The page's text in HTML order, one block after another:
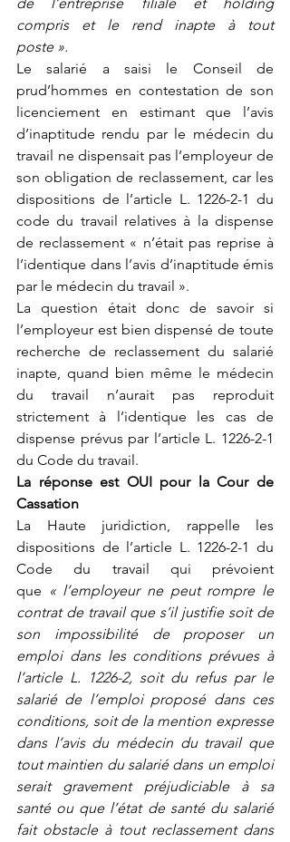
compris et le rend inapte à tout
poste ».
Le salarié a saisi le Conseil de
prud’hommes en contestation de son
licenciement en estimant que l’avis
d’inaptitude rendu par le médecin du
travail ne dispensait pas l’employeur de
son obligation de reclassement, car les
dispositions de l’article L. 1226-2-1 du
code du travail relatives à la dispense
de reclassement « n’était pas reprise à
l’identique dans l’avis d’inaptitude émis
par le médecin du travail ».
La question était donc de savoir si
l’employeur est bien dispensé de toute
recherche de reclassement du salarié
inapte, quand bien même le médecin
du travail n’aurait pas reproduit
strictement à l’identique les cas de
dispense prévus par l’article L. 1226-2-1
du Code du travail.
La réponse est OUI pour la Cour de
Cassation
La Haute juridiction, rappelle les
dispositions de l’article L. 1226-2-1 du
Code du travail qui prévoient
que « l’employeur ne peut rompre le
contrat de travail que s’il justifie soit de
son impossibilité de proposer un
emploi dans les conditions prévues à
l’article L. 1226-2, soit du refus par le
salarié de l’emploi proposé dans ces
conditions, soit de la mention expresse
dans l’avis du médecin du travail que
tout maintien du salarié dans un emploi
serait gravement préjudiciable à sa
santé ou que l’état de santé du salarié
fait obstacle à tout reclassement dans